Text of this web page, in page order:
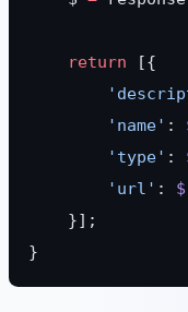
    return
[{
        'name'
:
        'type'
:
        'url'
: $
    }];
}